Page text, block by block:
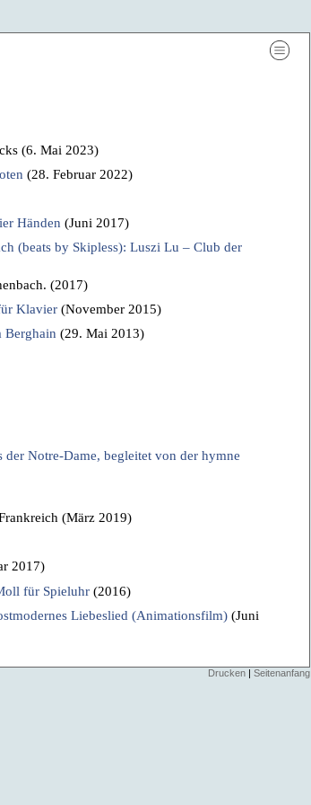
(6. Mai 2023)
(28. Februar 2022)
Händen (Juni 2017)
(beats by Skipless): Luszi Lu – Club der
(2017)
Klavier (November 2015)
Berghain (29. Mai 2013)
der Notre-Dame, begleitet von der hymne
(März 2019)
2017)
für Spieluhr (2016)
Liebeslied (Animationsfilm) (Juni
Drucken | Seitenanfang